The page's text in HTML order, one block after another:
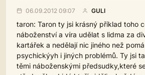
06.09.2012 09:07 GULI
taron: Taron ty jsi krásný příklad toho
náboženství a víra udělat s lidma za
kartářek a nedělají nic jiného než
psychickýyh i jiných problémů. Ty jsi
těmi náboženskými předsudky,které